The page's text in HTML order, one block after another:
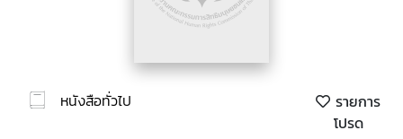
หนังสือทั่วไป
รายการ
โปรด